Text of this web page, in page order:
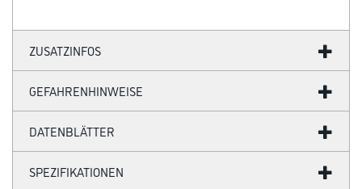
ZUSATZINFOS
GEFAHRENHINWEISE
DATENBLÄTTER
SPEZIFIKATIONEN